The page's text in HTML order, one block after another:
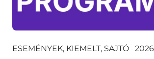
ESEMÉNYEK, KIEMELT, SAJTÓ